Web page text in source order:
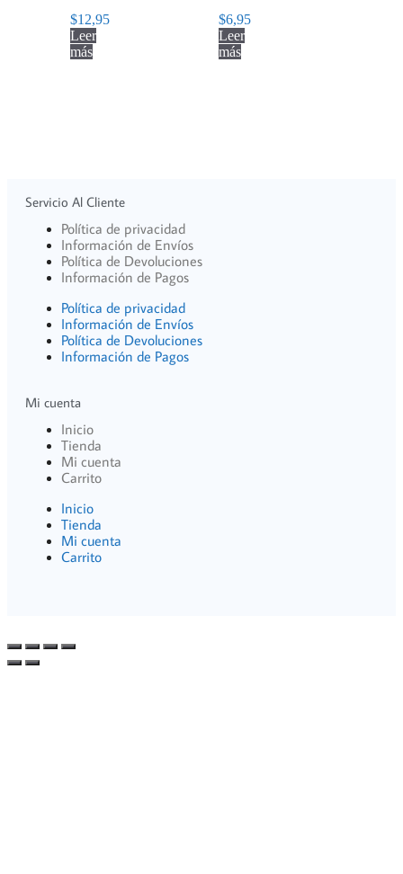
$12,95
Leer
más
$6,95
Leer
más
Servicio Al Cliente
Política de privacidad
Información de Envíos
Política de Devoluciones
Información de Pagos
Política de privacidad
Información de Envíos
Política de Devoluciones
Información de Pagos
Mi cuenta
Inicio
Tienda
Mi cuenta
Carrito
Inicio
Tienda
Mi cuenta
Carrito